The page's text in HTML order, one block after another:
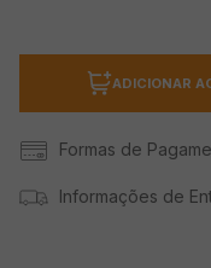
ADICIONAR
Formas de
Informações de